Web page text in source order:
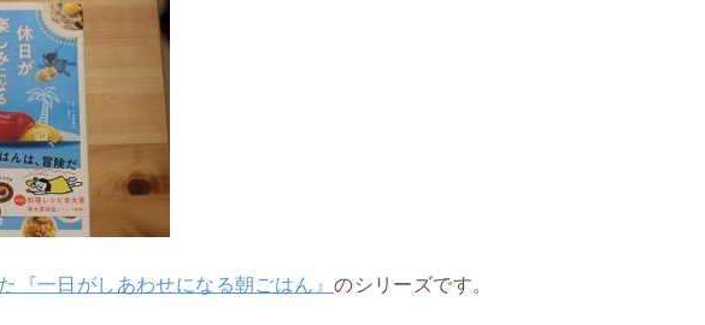
『一日がしあわせになる朝ごはん』のシリーズです。